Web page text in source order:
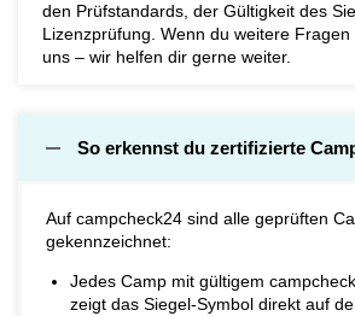
den Prüfstandards, der Gültigkeit des
Lizenzprüfung. Wenn du weitere
uns – wir helfen dir gerne weiter.
So erkennst du zertifizierte
Auf campcheck24 sind alle geprüften
gekennzeichnet:
Jedes Camp mit gültigem
zeigt das Siegel-Symbol direkt auf